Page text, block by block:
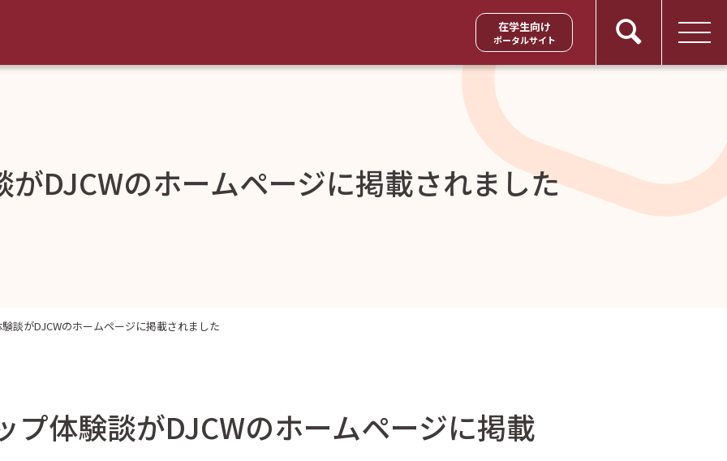
在学生向け
ポータルサイト
DJCWのホームページに掲載されました
談がDJCWのホームページに掲載されました
プ体験談がDJCWのホームページに掲載